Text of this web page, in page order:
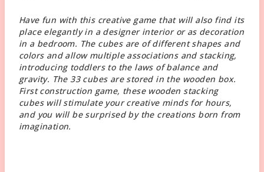
Have fun with this creative game that will also find its
place elegantly in a designer interior or as decoration
in a bedroom. The cubes are of different shapes and
colors and allow multiple associations and stacking,
introducing toddlers to the laws of balance and
gravity. The 33 cubes are stored in the wooden box.
First construction game, these wooden stacking
cubes will stimulate your creative minds for hours,
and you will be surprised by the creations born from
imagination.